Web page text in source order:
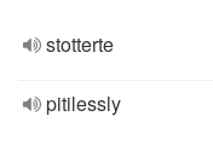
stotterte
pitilessly